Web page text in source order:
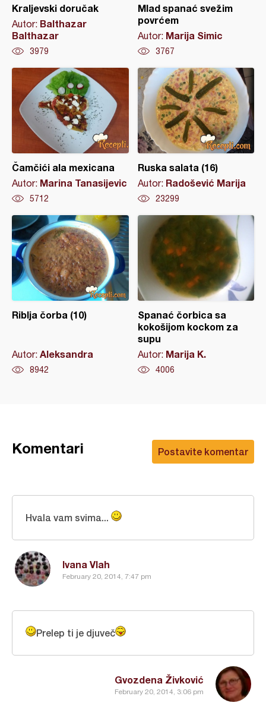
Kraljevski doručak
Autor: Balthazar
Balthazar
3979
Mlad spanać svežim
povrćem
Autor: Marija Simic
3767
Čamčići ala mexicana
Autor: Marina Tanasijevic
5712
Ruska salata (16)
Autor: Radošević Marija
23299
Riblja čorba (10)
Autor: Aleksandra
8942
Spanać čorbica sa
kokošijom kockom za
supu
Autor: Marija K.
4006
Postavite komentar
Komentari
Ivana Vlah
February 20, 2014, 7:47 pm
Hvala vam svima...
Gvozdena Živković
February 20, 2014, 3:06 pm
Prelep ti je djuveč